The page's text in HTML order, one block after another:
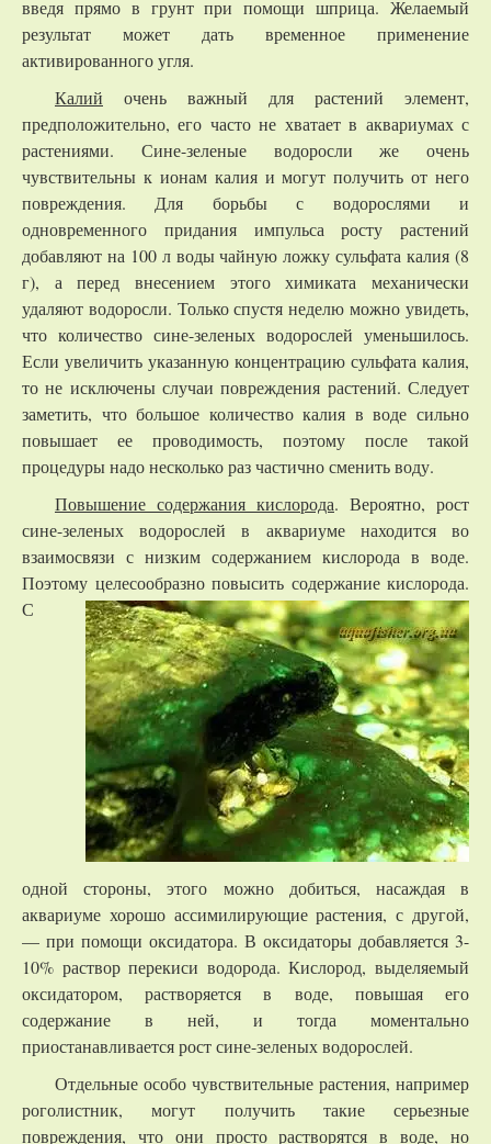
введя прямо в грунт при помощи шприца. Желаемый
результат может дать временное применение
активированного угля.
Калий очень важный для растений элемент,
предположительно, его часто не хватает в аквариумах с
растениями. Сине-зеленые водоросли же очень
чувствительны к ионам калия и могут получить от него
повреждения. Для борьбы с водорослями и
одновременного придания импульса росту растений
добавляют на 100 л воды чайную ложку сульфата калия (8
г), а перед внесением этого химиката механически
удаляют водоросли. Только спустя неделю можно увидеть,
что количество сине-зеленых водорослей уменьшилось.
Если увеличить указанную концентрацию сульфата калия,
то не исключены случаи повреждения растений. Следует
заметить, что большое количество калия в воде сильно
повышает ее проводимость, поэтому после такой
процедуры надо несколько раз частично сменить воду.
Повышение содержания кислорода. Вероятно, рост
сине-зеленых водорослей в аквариуме находится во
взаимосвязи с низким содержанием кислорода в воде.
Поэтому целесообразно повысить содержание кислорода.
С
одной стороны, этого можно добиться, насаждая в
аквариуме хорошо ассимилирующие растения, с другой,
— при помощи оксидатора. В оксидаторы добавляется 3-
10% раствор перекиси водорода. Кислород, выделяемый
оксидатором, растворяется в воде, повышая его
содержание в ней, и тогда моментально
приостанавливается рост сине-зеленых водорослей.
Отдельные особо чувствительные растения, например
роголистник, могут получить такие серьезные
повреждения, что они просто растворятся в воде, но